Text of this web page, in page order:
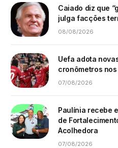
Caiado diz que
julga facções
08/08/2026
Uefa adota
cronômetros
07/08/2026
Paulínia recebe
de
Acolhedora
07/08/2026